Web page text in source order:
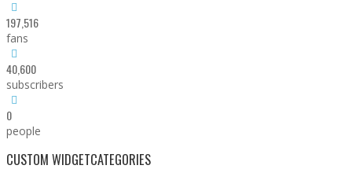
197,516
fans
40,600
subscribers
0
people
CUSTOM WIDGETCATEGORIES